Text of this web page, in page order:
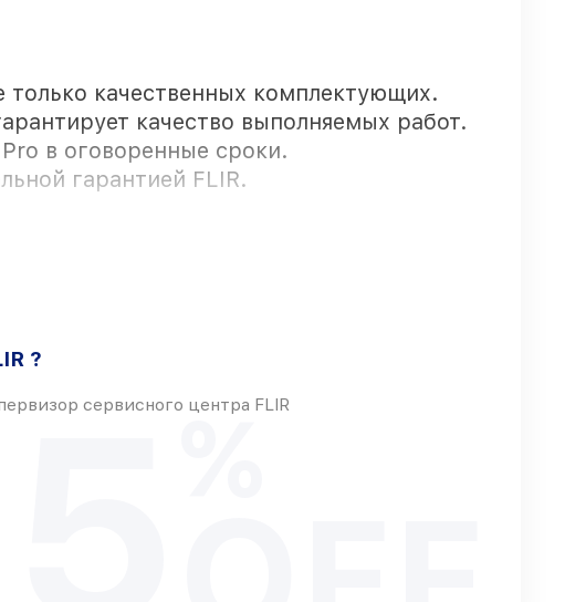
качественных комплектующих.
качество выполняемых работ.
в оговоренные сроки.
гарантией FLIR.
оперативно
возможностей
?
сервисного центра FLIR